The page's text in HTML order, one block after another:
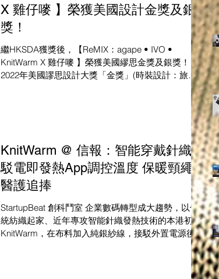
X 雞仔嘜 】榮獲美國設計金獎及銀
獎！
繼HKSDA獲獎後，【ReMIX：agape • IVO •
KnitWarm X 雞仔嘜 】榮獲美國繆思金獎及銀獎！
2022年美國謬思設計大獎「金獎」(時裝設計：旅遊
用品) 「織生暖」智能暖織頸巾 把藝術、生活、環保
意識及科技結合成『可穿戴藝術』。頸部的智能布料
KnitWarm @ 信報：智能穿戴針織品
駁電即發熱App調控溫度 保暖頸繩
醫護追捧
StartupBeat 創科鬥室 企業數碼轉型成大趨勢，以傳
統紡織起家、近年專攻智能針織發熱技術的本港初創
KnitWarm，在布料加入純銀紗線，接駁外置電源後即
可發熱。至今已推出十多款產品，以眼罩、腰帶及護
膝最受港人歡迎，累計售出約3000件產品。近年亦夥